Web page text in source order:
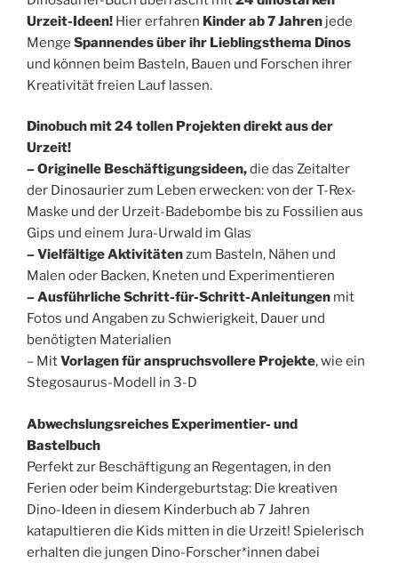
Urzeit-Ideen! Hier erfahren Kinder ab 7 Jahren jede
Menge Spannendes über ihr Lieblingsthema Dinos
und können beim Basteln, Bauen und Forschen ihrer
Kreativität freien Lauf lassen.
Dinobuch mit 24 tollen Projekten direkt aus der
Urzeit!
– Originelle Beschäftigungsideen,die das Zeitalter
der Dinosaurier zum Leben erwecken: von der T-Rex-
Maske und der Urzeit-Badebombe bis zu Fossilien aus
Gips und einem Jura-Urwald im Glas
– Vielfältige Aktivitätenzum Basteln, Nähen und
Malen oder Backen, Kneten und Experimentieren
– Ausführliche Schritt-für-Schritt-Anleitungen mit
Fotos und Angaben zu Schwierigkeit, Dauer und
benötigten Materialien
– MitVorlagen für anspruchsvollere Projekte, wie ein
Stegosaurus-Modell in 3-D
Abwechslungsreiches Experimentier- und
Bastelbuch
Perfekt zur Beschäftigung an Regentagen, in den
Ferien oder beim Kindergeburtstag: Die kreativen
Dino-Ideen in diesem Kinderbuch ab 7 Jahren
katapultieren die Kids mitten in die Urzeit! Spielerisch
erhalten die jungen Dino-Forscher*innen dabei